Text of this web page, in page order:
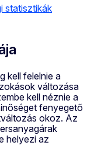
statisztikák
kell felelnie a
változása
kell néznie a
fenyegető
okoz. Az
helyezi az